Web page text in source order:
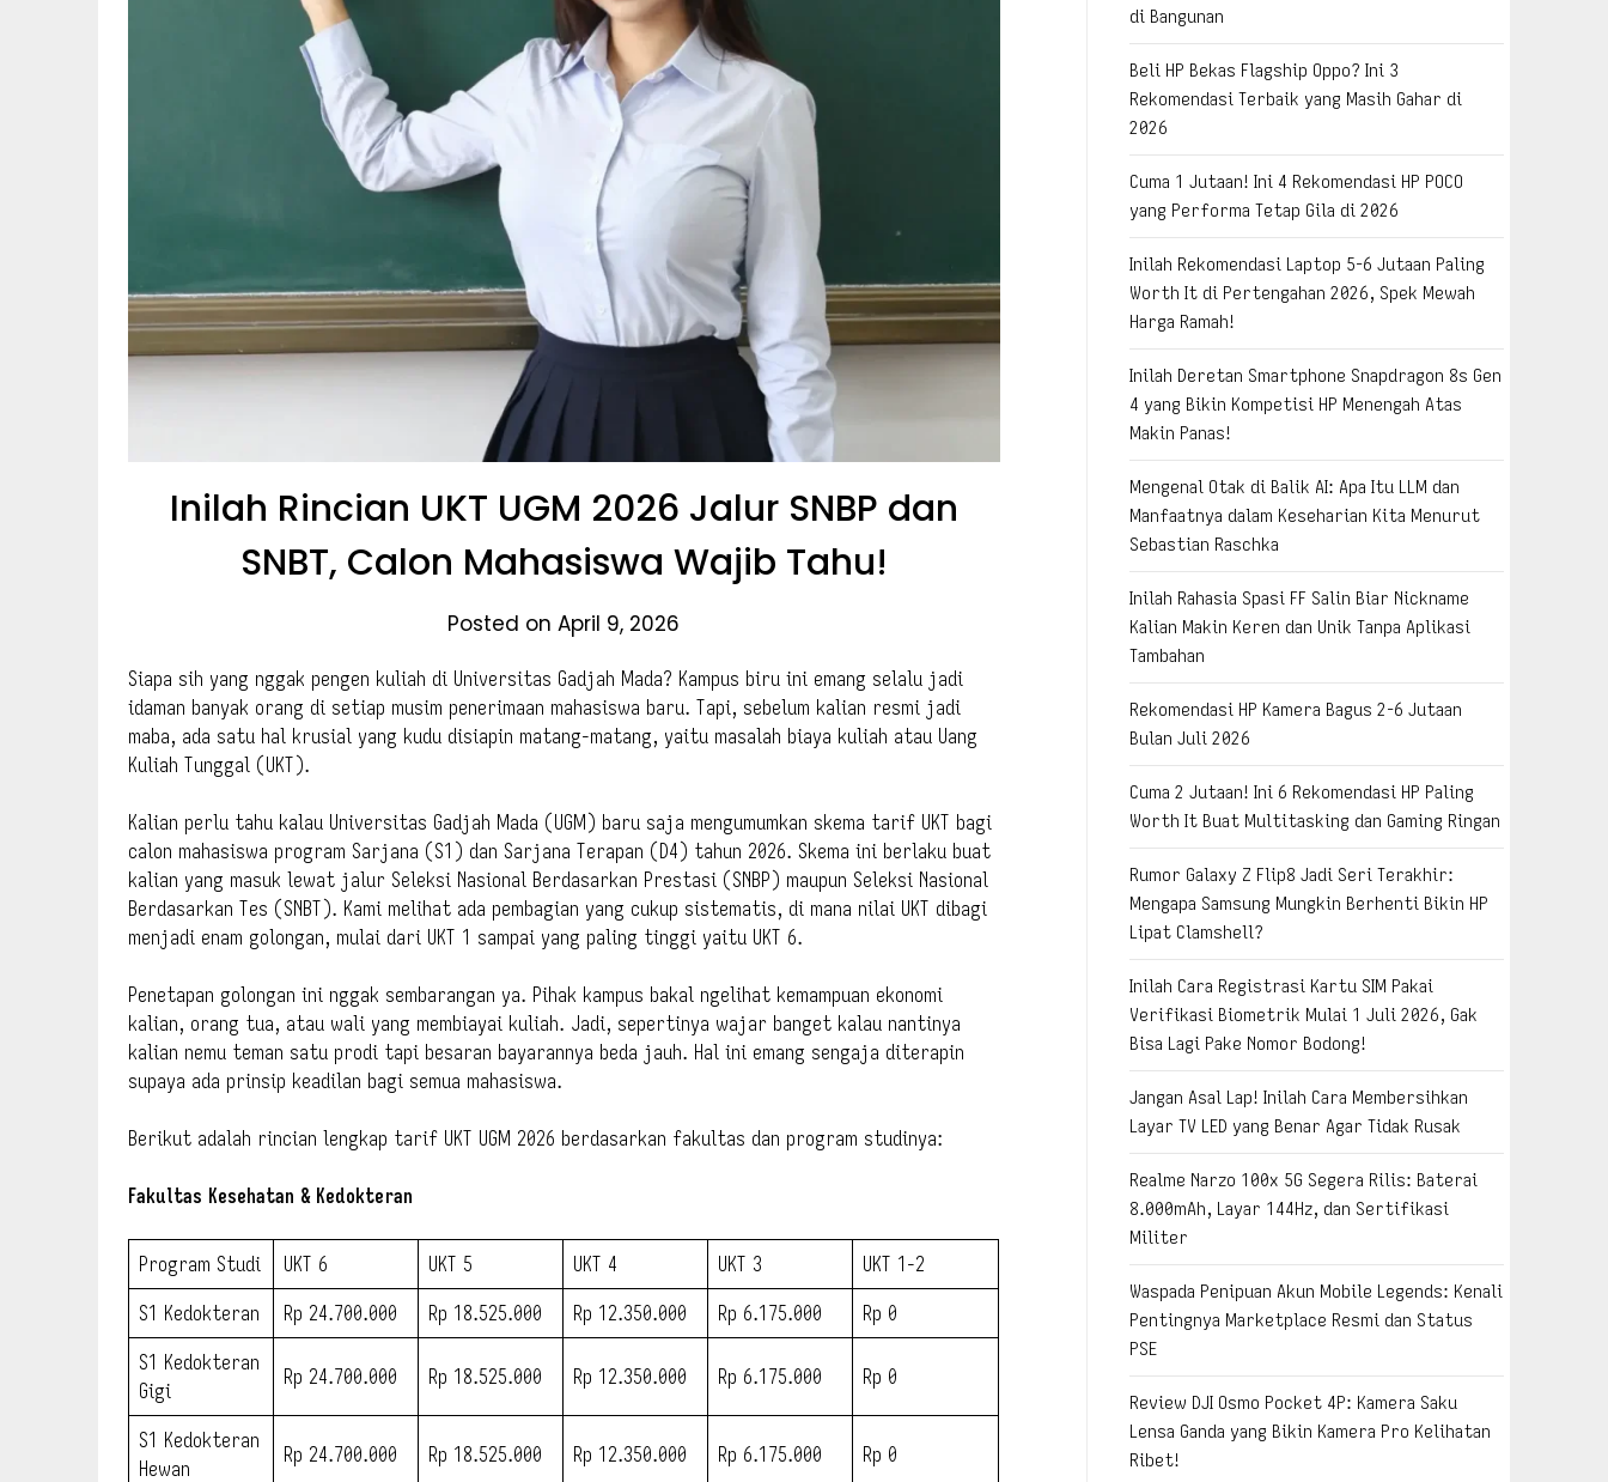
Inilah Rincian UKT UGM 2026 Jalur SNBP dan
SNBT, Calon Mahasiswa Wajib Tahu!
Posted on April 9, 2026
Siapa sih yang nggak pengen kuliah di Universitas Gadjah Mada? Kampus biru ini emang selalu jadi
idaman banyak orang di setiap musim penerimaan mahasiswa baru. Tapi, sebelum kalian resmi jadi
maba, ada satu hal krusial yang kudu disiapin matang-matang, yaitu masalah biaya kuliah atau Uang
Kuliah Tunggal (UKT).
Kalian perlu tahu kalau Universitas Gadjah Mada (UGM) baru saja mengumumkan skema tarif UKT bagi
calon mahasiswa program Sarjana (S1) dan Sarjana Terapan (D4) tahun 2026. Skema ini berlaku buat
kalian yang masuk lewat jalur Seleksi Nasional Berdasarkan Prestasi (SNBP) maupun Seleksi Nasional
Berdasarkan Tes (SNBT). Kami melihat ada pembagian yang cukup sistematis, di mana nilai UKT dibagi
menjadi enam golongan, mulai dari UKT 1 sampai yang paling tinggi yaitu UKT 6.
Penetapan golongan ini nggak sembarangan ya. Pihak kampus bakal ngelihat kemampuan ekonomi
kalian, orang tua, atau wali yang membiayai kuliah. Jadi, sepertinya wajar banget kalau nantinya
kalian nemu teman satu prodi tapi besaran bayarannya beda jauh. Hal ini emang sengaja diterapin
supaya ada prinsip keadilan bagi semua mahasiswa.
Berikut adalah rincian lengkap tarif UKT UGM 2026 berdasarkan fakultas dan program studinya:
Fakultas Kesehatan & Kedokteran
Program Studi UKT 6 UKT 5 UKT 4 UKT 3 UKT 1-2
S1 Kedokteran Rp 24.700.000 Rp 18.525.000 Rp 12.350.000 Rp 6.175.000 Rp 0
S1 Kedokteran
Gigi
Rp 24.700.000 Rp 18.525.000 Rp 12.350.000 Rp 6.175.000 Rp 0
S1 Kedokteran
Hewan
Rp 24.700.000 Rp 18.525.000 Rp 12.350.000 Rp 6.175.000 Rp 0
di Bangunan
Beli HP Bekas Flagship Oppo? Ini 3
Rekomendasi Terbaik yang Masih Gahar di
2026
Cuma 1 Jutaan! Ini 4 Rekomendasi HP POCO
yang Performa Tetap Gila di 2026
Inilah Rekomendasi Laptop 5-6 Jutaan Paling
Worth It di Pertengahan 2026, Spek Mewah
Harga Ramah!
Inilah Deretan Smartphone Snapdragon 8s Gen
4 yang Bikin Kompetisi HP Menengah Atas
Makin Panas!
Mengenal Otak di Balik AI: Apa Itu LLM dan
Manfaatnya dalam Keseharian Kita Menurut
Sebastian Raschka
Inilah Rahasia Spasi FF Salin Biar Nickname
Kalian Makin Keren dan Unik Tanpa Aplikasi
Tambahan
Rekomendasi HP Kamera Bagus 2-6 Jutaan
Bulan Juli 2026
Cuma 2 Jutaan! Ini 6 Rekomendasi HP Paling
Worth It Buat Multitasking dan Gaming Ringan
Rumor Galaxy Z Flip8 Jadi Seri Terakhir:
Mengapa Samsung Mungkin Berhenti Bikin HP
Lipat Clamshell?
Inilah Cara Registrasi Kartu SIM Pakai
Verifikasi Biometrik Mulai 1 Juli 2026, Gak
Bisa Lagi Pake Nomor Bodong!
Jangan Asal Lap! Inilah Cara Membersihkan
Layar TV LED yang Benar Agar Tidak Rusak
Realme Narzo 100x 5G Segera Rilis: Baterai
8.000mAh, Layar 144Hz, dan Sertifikasi
Militer
Waspada Penipuan Akun Mobile Legends: Kenali
Pentingnya Marketplace Resmi dan Status
PSE
Review DJI Osmo Pocket 4P: Kamera Saku
Lensa Ganda yang Bikin Kamera Pro Kelihatan
Ribet!